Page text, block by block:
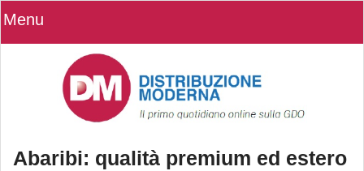
Menu
Abaribi: qualità premium ed estero